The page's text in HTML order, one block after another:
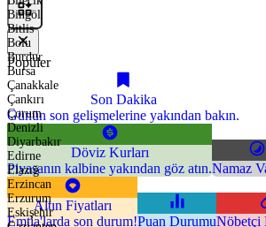
Bingöl
Bitlis
Bolu
Burdur
Bursa
Çanakkale
Çankırı
Çorum
Denizli
Diyarbakır
Edirne
Elazığ
Erzincan
Erzurum
Eskişehir
Popüler
Son Dakika
Günün son gelişmelerine yakından bakın.
Döviz Kurları
Piyasanın kalbine yakından göz atın.Namaz
Altın Fiyatları
Emtia'larda son durum!Puan DurumuNöbetçi